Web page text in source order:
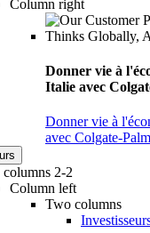
Column right
Donner vie à
Italie avec
Donner vie à
avec Colgate-
2-2
Column left
Two columns